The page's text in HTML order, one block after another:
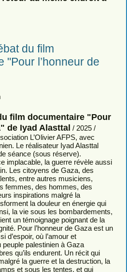
du film
"Pour l’honneur de
film documentaire "Pour
de Iyad Alasttal / 2025 /
L’Olivier AFPS, avec
Le réalisateur Iyad Alasttal
séance (sous réserve).
implacable, la guerre révèle aussi
Les citoyens de Gaza, des
entre autres musiciens,
femmes, des hommes, des
inspirations malgré la
la douleur en énergie qui
la vie sous les bombardements,
un témoignage poignant de la
Pour l’honneur de Gaza est un
d’espoir, où l’amour et
peuple palestinien à Gaza
qu’ils endurent. Un récit qui
la guerre et la destruction, la
et sous les tentes, et qui